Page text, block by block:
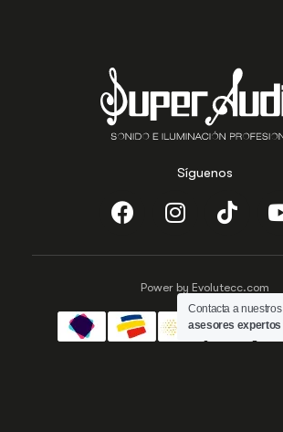
Síguenos
Power by Evolutecc.com
Contacta a nuestros
asesores expertos